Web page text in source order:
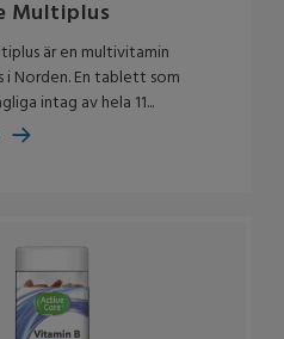
Multiplus
är en multivitamin
i Norden. En tablett som
intag av hela 11...